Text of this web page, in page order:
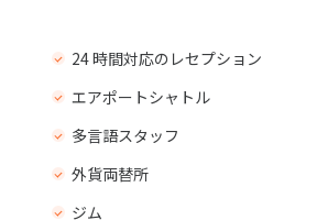
24 時間対応のレセプション
エアポートシャトル
多言語スタッフ
外貨両替所
ジム